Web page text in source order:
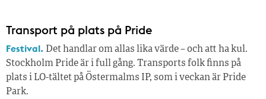
Transport på plats på Pride
Festival. Det handlar om allas lika värde – och att ha kul.
Stockholm Pride är i full gång. Transports folk finns på
plats i LO-tältet på Östermalms IP, som i veckan är Pride
Park.